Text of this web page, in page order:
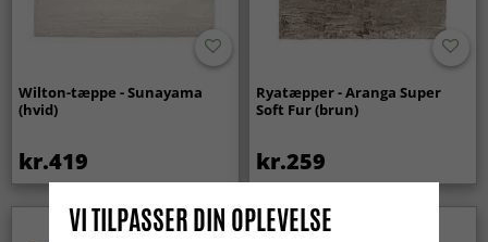
Wilton-tæppe - Sunayama
(hvid)
kr.419
Ryatæpper - Aranga Super
Soft Fur (brun)
kr.259
Nyhed
VI TILPASSER DIN OPLEVELSE